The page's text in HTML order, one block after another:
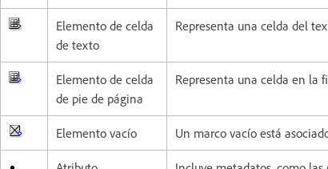
Elemento de celda
de texto
Representa una celda del
Elemento de celda
de pie de página
Representa una celda en la
Elemento vacío Un marco vacío está